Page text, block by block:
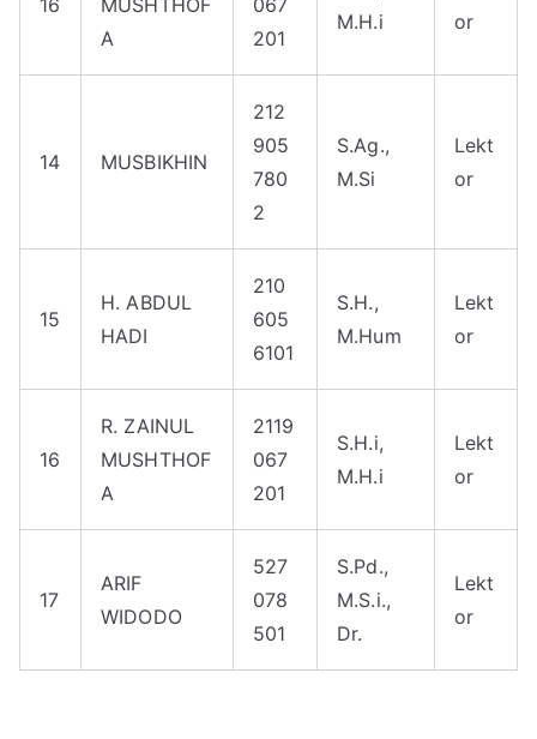
16
MUSHTHOF
A
067
201
M.H.i
or
14 MUSBIKHIN
212
905
780
2
S.Ag.,
M.Si
Lekt
or
15
H. ABDUL
HADI
210
605
6101
S.H.,
M.Hum
Lekt
or
16
R. ZAINUL
MUSHTHOF
A
2119
067
201
S.H.i,
M.H.i
Lekt
or
17
ARIF
WIDODO
527
078
501
S.Pd.,
M.S.i.,
Dr.
Lekt
or